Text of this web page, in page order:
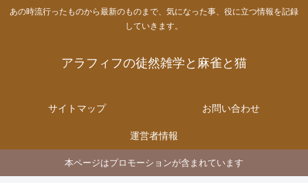
あの時流行ったものから最新のものまで、気になった事、役に立つ情報を記録
していきます。
アラフィフの徒然雑学と麻雀と猫
サイトマップ お問い合わせ
運営者情報
本ページはプロモーションが含まれています